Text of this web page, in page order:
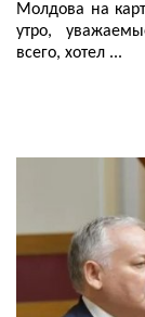
Молдова на
утро,
всего, хотел ...